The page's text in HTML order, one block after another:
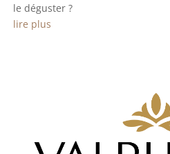
le déguster ?
lire plus